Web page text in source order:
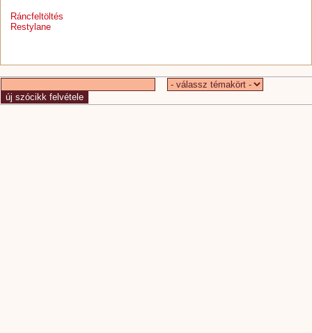
Ráncfeltöltés
Restylane